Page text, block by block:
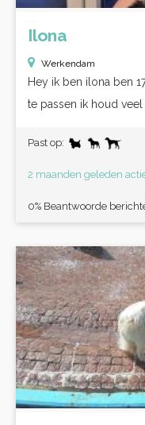
Ilona
Werkendam
Hey ik ben ilona ben
te passen ik houd veel
Past op:
2 maanden geleden
0% Beantwoorde